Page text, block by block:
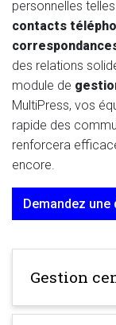
personnelles
contacts
des relations
module de
MultiPress, vos
rapide des
renforcera
encore.
Demandez
Gestion